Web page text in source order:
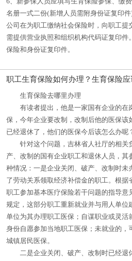
名册一式二份(新增人员需附身份证复印件)
公司在为职工缴纳社会保险时，向职工提
需提供营业执照和组织机构代码证复印件
保险和身份证复印件。
职工生育保险如何办理？生育保险应
生育保险去哪里办理
有读者提出，他是一家国有企业的在
保，今年企业要改制，改制后他的医保该
已经退休了，他们的医保今后该怎么办呢
针对这个问题，吉林省人社厅的相关
产、改制的国有企业职工和退休人员，其
种情况：一是企业关闭、破产、改制时未
了劳动关系领取经济补偿金的职工。根据
职工参加基本医疗保险若干问题的指导意
规定，这部分职工重新就业并与用人单位
单位为其办理职工医保；自谋职业或灵活
身份自愿参加当地职工医保；未就业的，
城镇居民医保。
二是企业关闭、破产、改制时已经退